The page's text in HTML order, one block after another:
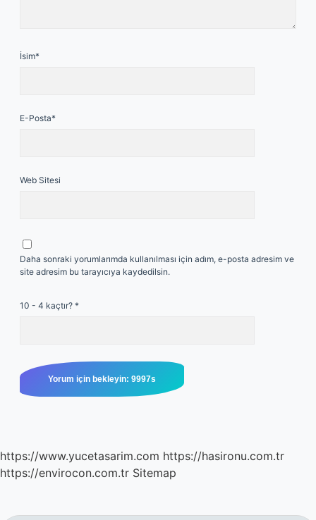
İsim*
E-Posta*
Web Sitesi
Daha sonraki yorumlarımda kullanılması için adım, e-posta adresim ve
site adresim bu tarayıcıya kaydedilsin.
10 - 4 kaçtır? *
https://www.yucetasarim.com https://hasironu.com.tr
https://envirocon.com.tr Sitemap